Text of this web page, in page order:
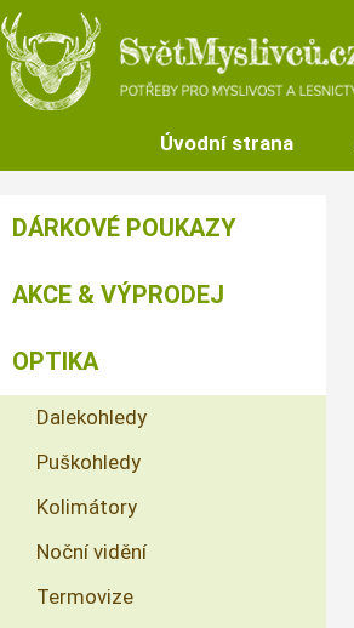
Úvodní strana
DÁRKOVÉ POUKAZY
AKCE & VÝPRODEJ
OPTIKA
Dalekohledy
Puškohledy
Kolimátory
Noční vidění
Termovize